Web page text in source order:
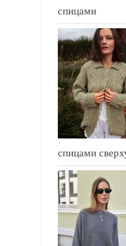
спицами
спицами